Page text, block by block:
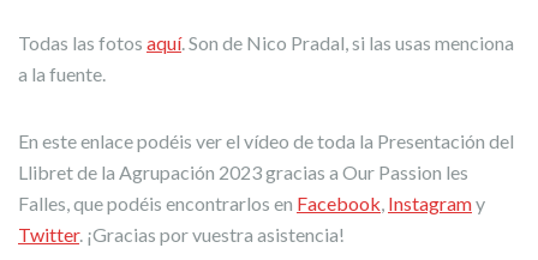
Todas las fotos aquí. Son de Nico Pradal, si las usas menciona
a la fuente.
En este enlace podéis ver el vídeo de toda la Presentación del
Llibret de la Agrupación 2023 gracias a Our Passion les
Falles, que podéis encontrarlos en Facebook, Instagramy
Twitter. ¡Gracias por vuestra asistencia!